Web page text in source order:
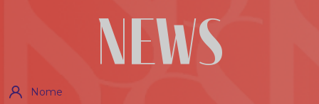
NEWS
Nome